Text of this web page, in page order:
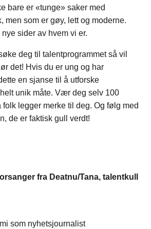
bare er «tunge» saker med
men som er gøy, lett og moderne.
sider av hvem vi er.
deg til talentprogrammet så vil
det! Hvis du er ung og har
en sjanse til å utforske
unik måte. Vær deg selv 100
folk legger merke til deg. Og følg med
de er faktisk gull verdt!
fra Deatnu/Tana, talentkull
som nyhetsjournalist